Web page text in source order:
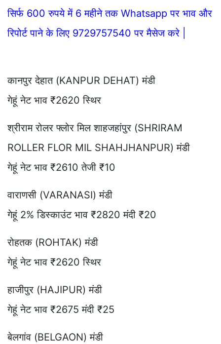
सिर्फ 600 रुपये में 6 महीने तक Whatsapp पर भाव और
रिपोर्ट पाने के लिए 9729757540 पर मैसेज करे |
कानपुर देहात (KANPUR DEHAT) मंडी
गेहूं नेट भाव ₹2620 स्थिर
श्रीराम रोलर फ्लोर मिल शाहजहांपुर (SHRIRAM
ROLLER FLOR MIL SHAHJHANPUR) मंडी
गेहूं नेट भाव ₹2610 तेजी ₹10
वाराणसी (VARANASI) मंडी
गेहूं 2% डिस्काउंट भाव ₹2820 मंदी ₹20
रोहतक (ROHTAK) मंडी
गेहूं नेट भाव ₹2620 स्थिर
हाजीपुर (HAJIPUR) मंडी
गेहूं नेट भाव ₹2675 मंदी ₹25
बेलगांव (BELGAON) मंडी